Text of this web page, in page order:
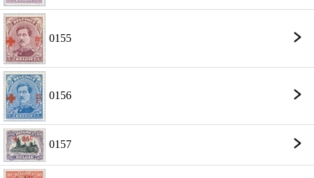
0155
0156
0157